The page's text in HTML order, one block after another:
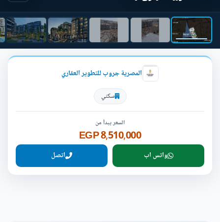
المصرية جروب للتطوير العقاري
سكني
السعر يبدأ من
8,510,000 EGP
واتس اب اتصل